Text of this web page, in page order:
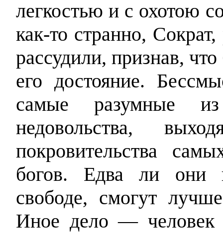
легкостью и с охотою
как-то странно,
рассудили, признав,
его достояние.
самые разумные
недовольства,
покровительства
богов. Едва ли они
свободе, смогут
Иное дело — человек